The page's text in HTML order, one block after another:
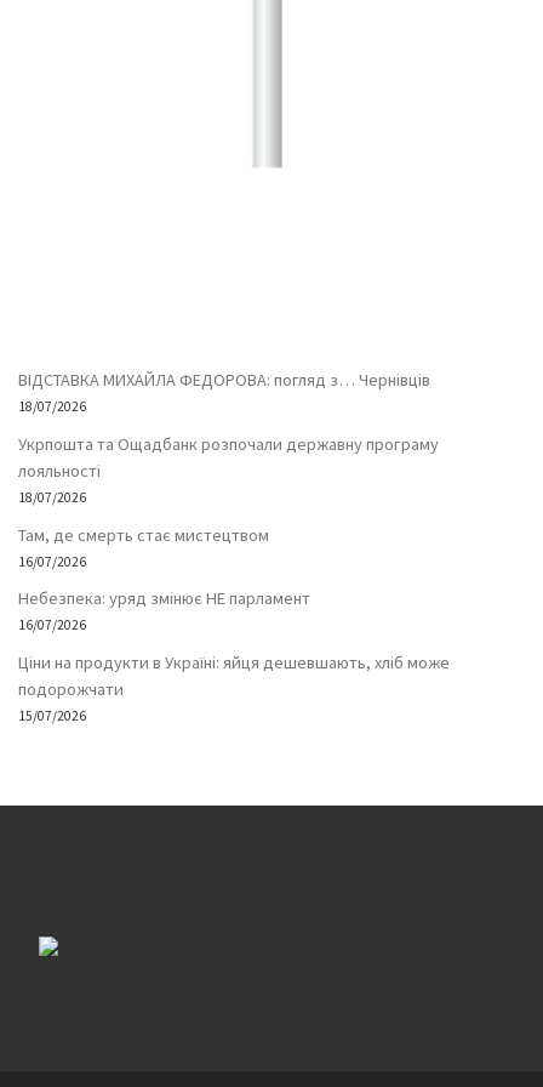
ВІДСТАВКА МИХАЙЛА ФЕДОРОВА: погляд з… Чернівців
18/07/2026
Укрпошта та Ощадбанк розпочали державну програму
лояльності
18/07/2026
Там, де смерть стає мистецтвом
16/07/2026
Небезпека: уряд змінює НЕ парламент
16/07/2026
Ціни на продукти в Україні: яйця дешевшають, хліб може
подорожчати
15/07/2026